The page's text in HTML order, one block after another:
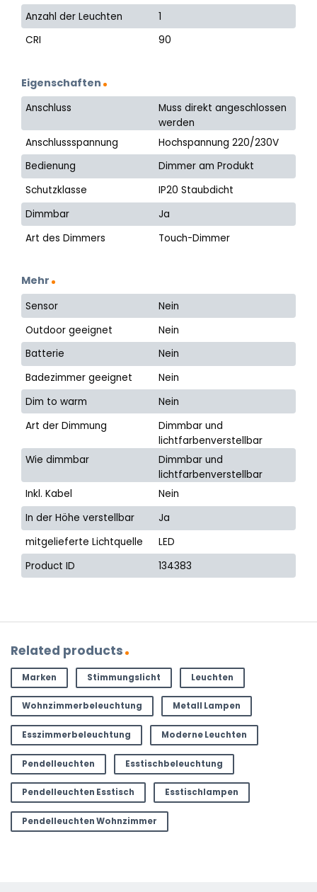
Anzahl der Leuchten
1
CRI
90
Eigenschaften
Anschluss
Muss direkt angeschlossen
werden
Anschlussspannung
Hochspannung 220/230V
Bedienung
Dimmer am Produkt
Schutzklasse
IP20 Staubdicht
Dimmbar
Ja
Art des Dimmers
Touch-Dimmer
Mehr
Sensor
Nein
Outdoor geeignet
Nein
Batterie
Nein
Badezimmer geeignet
Nein
Dim to warm
Nein
Art der Dimmung
Dimmbar und
lichtfarbenverstellbar
Wie dimmbar
Dimmbar und
lichtfarbenverstellbar
Inkl. Kabel
Nein
In der Höhe verstellbar
Ja
mitgelieferte Lichtquelle
LED
Product ID
134383
Related products
Marken Stimmungslicht Leuchten
Wohnzimmerbeleuchtung Metall Lampen
Esszimmerbeleuchtung Moderne Leuchten
Pendelleuchten Esstischbeleuchtung
Pendelleuchten Esstisch Esstischlampen
Pendelleuchten Wohnzimmer